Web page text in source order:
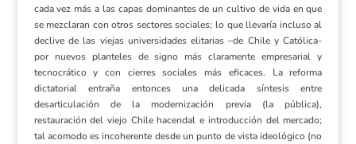
cada vez más a las capas dominantes de un cultivo de vida en que
se mezclaran con otros sectores sociales; lo que llevaría incluso al
declive de las viejas universidades elitarias –de Chile y Católica-
por nuevos planteles de signo más claramente empresarial y
tecnocrático y con cierres sociales más eficaces. La reforma
dictatorial entraña entonces una delicada síntesis entre
desarticulación de la modernización previa (la pública),
restauración del viejo Chile hacendal e introducción del mercado;
tal acomodo es incoherente desde un punto de vista ideológico (no